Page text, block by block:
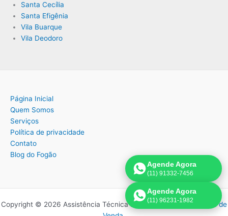
Santa Cecília
Santa Efigênia
Vila Buarque
Vila Deodoro
Página Inicial
Quem Somos
Serviços
Política de privacidade
Contato
Blog do Fogão
Copyright © 2026 Assistência Técnica Fogão | Criado por:
Página de
Agende Agora
(11) 91332-7456
Agende Agora
(11) 96231-1982